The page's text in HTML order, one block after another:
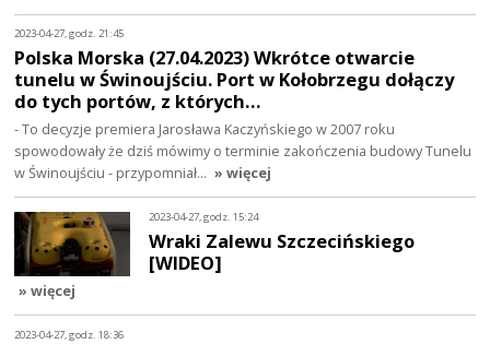
2023-04-27, godz. 21:45
Polska Morska (27.04.2023) Wkrótce otwarcie
tunelu w Świnoujściu. Port w Kołobrzegu dołączy
do tych portów, z których…
- To decyzje premiera Jarosława Kaczyńskiego w 2007 roku
spowodowały że dziś mówimy o terminie zakończenia budowy Tunelu
w Świnoujściu - przypomniał… » więcej
2023-04-27, godz. 15:24
Wraki Zalewu Szczecińskiego
[WIDEO]
» więcej
2023-04-27, godz. 18:36